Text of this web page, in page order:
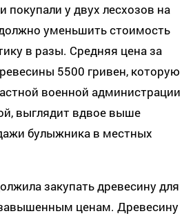
у двух лесхозов на
уменьшить стоимость
в разы. Средняя цена за
5500 гривен, которую
военной администрации
выглядит вдвое выше
булыжника в местных
закупать древесину для
ценам. Древесину